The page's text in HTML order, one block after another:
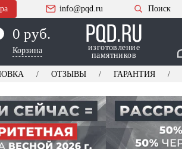
info@pqd.ru Поиск
0 руб.
Корзина
изготовление
памятников
ОТЗЫВЫ ГАРАНТИЯ